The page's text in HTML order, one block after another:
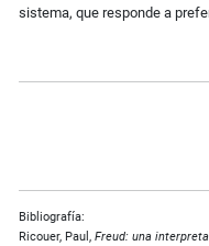
sistema, que responde a
Bibliografía:
Ricouer, Paul, Freud: una